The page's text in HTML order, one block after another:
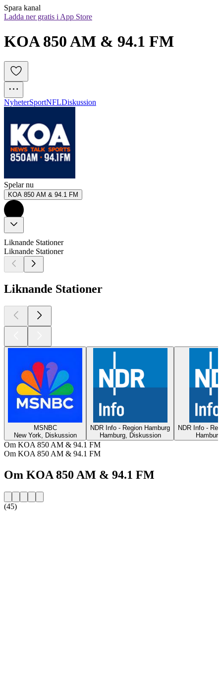
Spara kanal
Ladda ner gratis i App Store
KOA 850 AM & 94.1 FM
NyheterSportNFLDiskussion
Spelar nu
KOA 850 AM & 94.1 FM
Liknande Stationer
Liknande Stationer
Liknande Stationer
MSNBC
New York, Diskussion
NDR Info - Region Hamburg
Hamburg, Diskussion
NDR Info -
Om KOA 850 AM & 94.1 FM
Om KOA 850 AM & 94.1 FM
Om KOA 850 AM & 94.1 FM
(45)